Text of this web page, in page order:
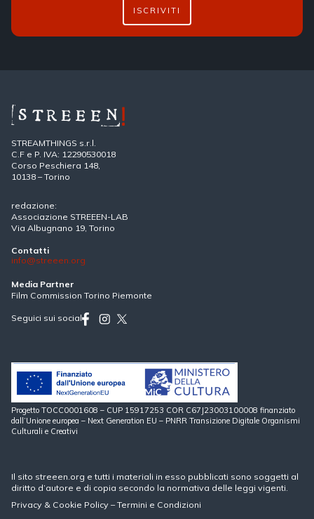
ISCRIVITI
STREAMTHINGS s.r.l.
C.F e P. IVA: 12290530018
Corso Peschiera 148,
10138 – Torino
redazione:
Associazione STREEEN-LAB
Via Albugnano 19, Torino
Contatti
info@streeen.org
Media Partner
Film Commission Torino Piemonte
Seguici sui social
Progetto TOCC0001608 – CUP 15917253 COR C67J23003100008 finanziato
dall’Unione europea – Next Generation EU – PNRR Transizione Digitale Organismi
Culturali e Creativi
Il sito streeen.org e tutti i materiali in esso pubblicati sono soggetti al
diritto d’autore e di copia secondo la normativa delle leggi vigenti.
Privacy & Cookie Policy –Termini e Condizioni